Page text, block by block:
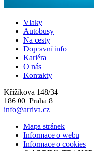
Vlaky
Autobusy
Na cesty
Dopravní info
Kariéra
O nás
Kontakty
Křižíkova 148/34
186 00 Praha 8
info@arriva.cz
Mapa stránek
Informace o webu
Informace o cookies